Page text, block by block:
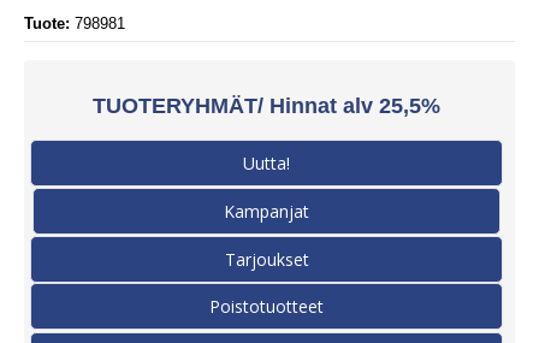
Tuote: 798981
TUOTERYHMÄT/ Hinnat alv 25,5%
Uutta!
Kampanjat
Tarjoukset
Poistotuotteet